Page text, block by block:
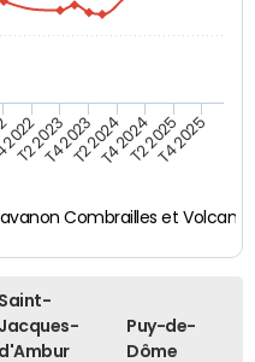
Combrailles et Volcans)
T2 2023T4 2023T2 2024T4 2024T2 2025T4 2025
Saint-
Jacques-
d'Ambur
Puy-de-
Dôme